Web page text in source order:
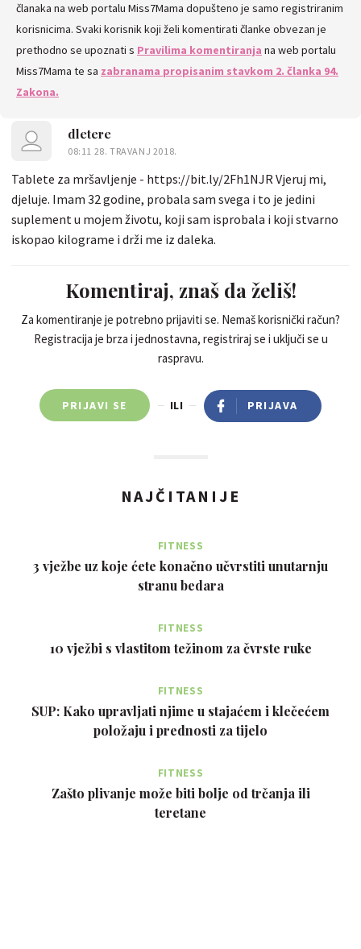
članaka na web portalu Miss7Mama dopušteno je samo registriranim
korisnicima. Svaki korisnik koji želi komentirati članke obvezan je
prethodno se upoznati s Pravilima komentiranja na web portalu
Miss7Mama te sa zabranama propisanim stavkom 2. članka 94.
Zakona.
dletere
08:11 28. TRAVANJ 2018.
Tablete za mršavljenje - https://bit.ly/2Fh1NJR Vjeruj mi,
djeluje. Imam 32 godine, probala sam svega i to je jedini
suplement u mojem životu, koji sam isprobala i koji stvarno
iskopao kilograme i drži me iz daleka.
Komentiraj, znaš da želiš!
Za komentiranje je potrebno prijaviti se. Nemaš korisnički račun?
Registracija je brza i jednostavna, registriraj se i uključi se u
raspravu.
PRIJAVI SE ILI PRIJAVA
NAJČITANIJE
FITNESS
3 vježbe uz koje ćete konačno učvrstiti unutarnju
stranu bedara
FITNESS
10 vježbi s vlastitom težinom za čvrste ruke
FITNESS
SUP: Kako upravljati njime u stajaćem i klečećem
položaju i prednosti za tijelo
FITNESS
Zašto plivanje može biti bolje od trčanja ili
teretane